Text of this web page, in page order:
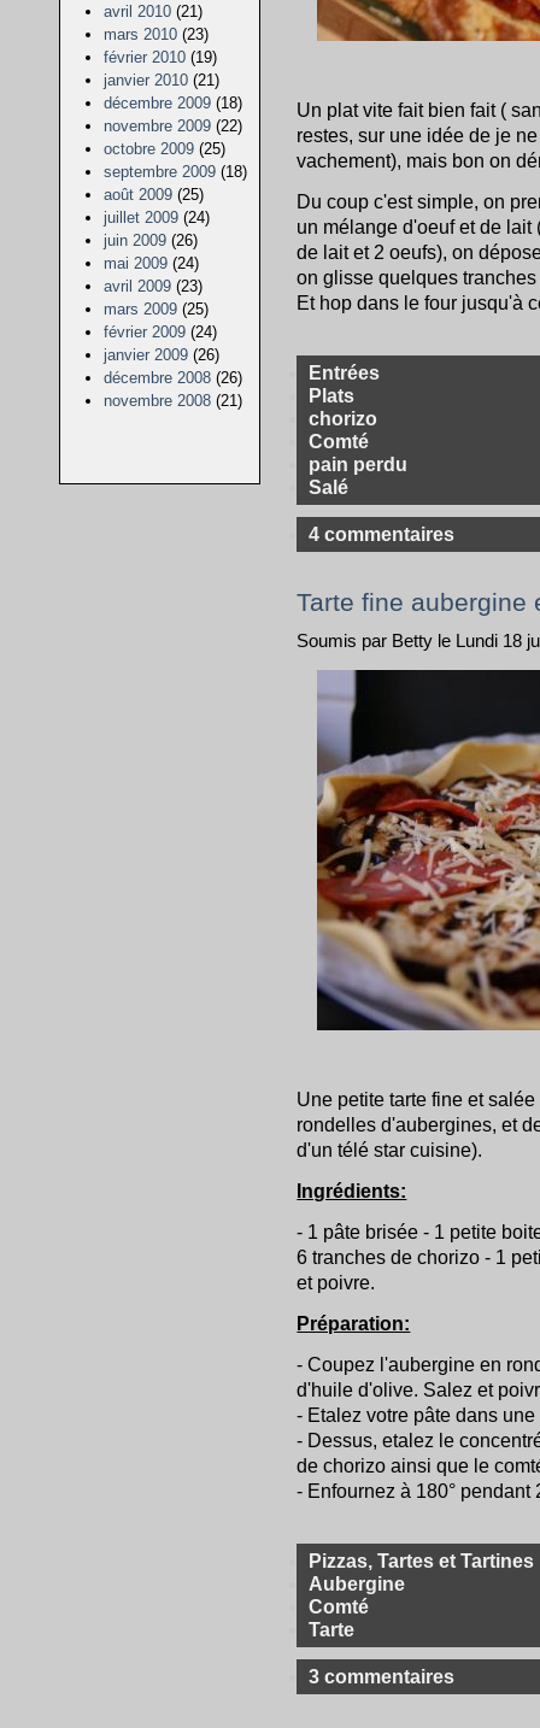
avril 2010 (21)
mars 2010 (23)
février 2010 (19)
janvier 2010 (21)
décembre 2009 (18)
novembre 2009 (22)
octobre 2009 (25)
septembre 2009 (18)
août 2009 (25)
juillet 2009 (24)
juin 2009 (26)
mai 2009 (24)
avril 2009 (23)
mars 2009 (25)
février 2009 (24)
janvier 2009 (26)
décembre 2008 (26)
novembre 2008 (21)
Un plat vite fait bien fait (
restes, sur une idée de je
vachement), mais bon on
Du coup c'est simple, on
un mélange d'oeuf et de
de lait et 2 oeufs), on
on glisse quelques
Et hop dans le four jusqu'à
Entrées
Plats
chorizo
Comté
pain perdu
Salé
4 commentaires
Tarte fine aubergine
Soumis par Betty le Lundi 18
Une petite tarte fine et
rondelles d'aubergines, et
d'un télé star cuisine).
Ingrédients:
- 1 pâte brisée - 1 petite
6 tranches de chorizo - 1
et poivre.
Préparation:
- Coupez l'aubergine en
d'huile d'olive. Salez et
- Etalez votre pâte dans
- Dessus, etalez le
de chorizo ainsi que le
- Enfournez à 180° pendant
Pizzas, Tartes et Tartines
Aubergine
Comté
Tarte
3 commentaires